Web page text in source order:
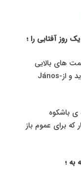
روز آفتابی را ؛
های بالایی
بوداپست و با تله کابین به بالای کوه بروید و ازJános-
ی باشکوه
که برای عموم باز
به ؛